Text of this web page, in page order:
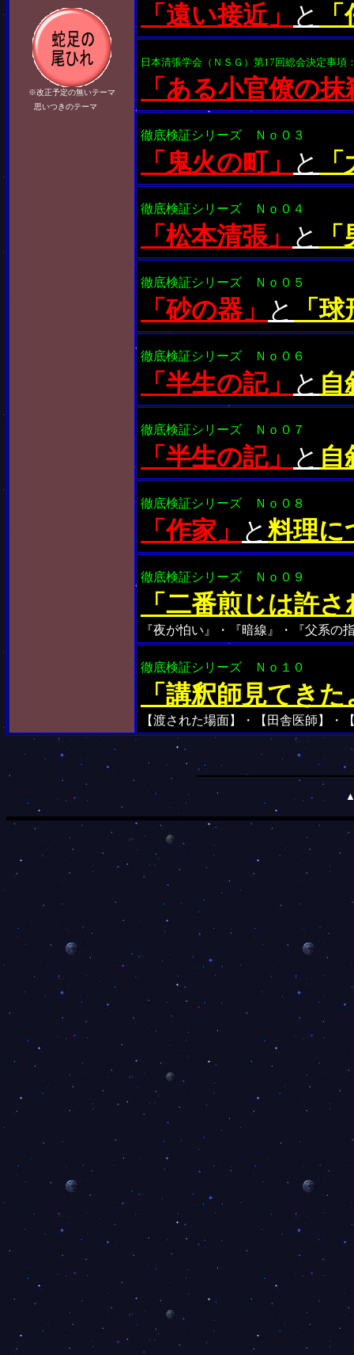
※改正予定の無いテーマ
思いつきのテーマ
「遠い接近」 と
日本清張学会（ＮＳＧ）第17回総会決定事項
「ある小官僚の抹
徹底検証シリーズ Ｎｏ０３
「鬼火の町」 と
徹底検証シリーズ Ｎｏ０４
「松本清張」 と
徹底検証シリーズ Ｎｏ０５
「砂の器」 と 「
徹底検証シリーズ Ｎｏ０６
「半生の記」 と 自
徹底検証シリーズ Ｎｏ０７
「半生の記」 と 自
徹底検証シリーズ Ｎｏ０８
「作家」 と 料理に
徹底検証シリーズ Ｎｏ０９
「二番煎じは許
『夜が怕い』・『暗線』・『父系の
徹底検証シリーズ Ｎｏ１０
「講釈師見てき
【渡された場面】・【田舎医師】・